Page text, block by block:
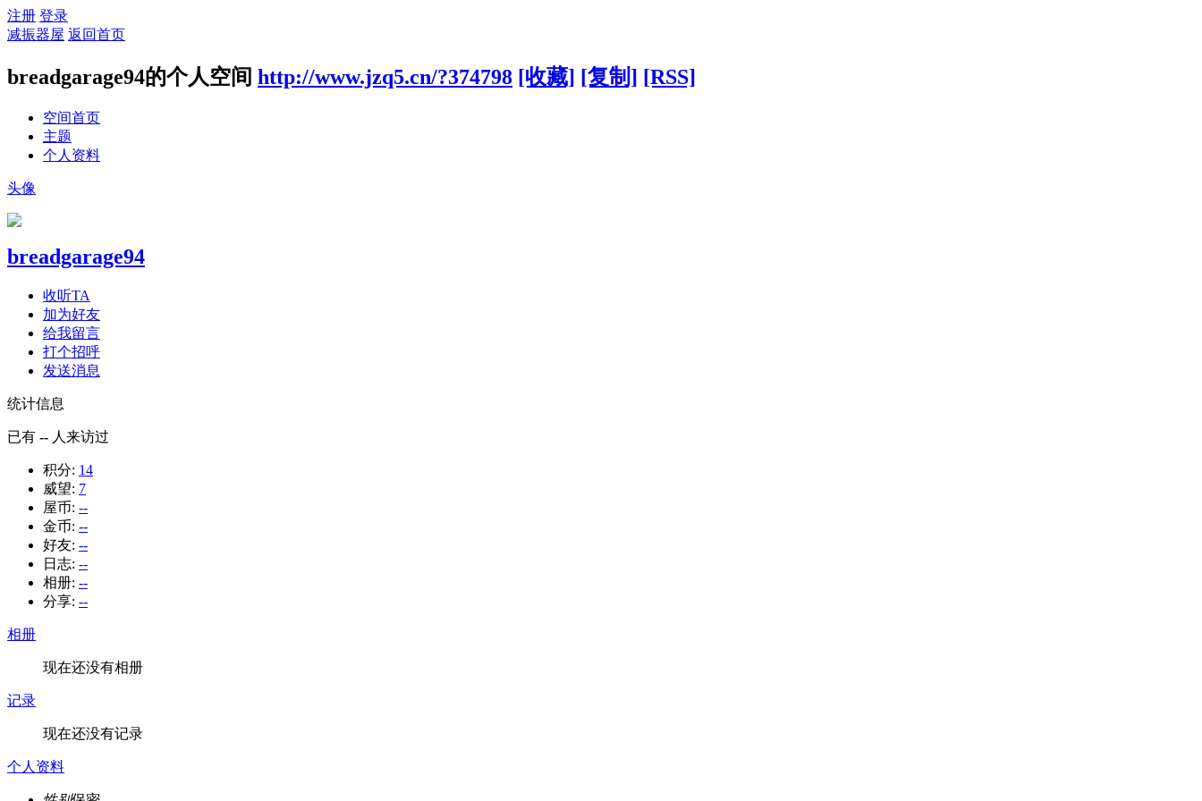
注册 登录
减振器屋 返回首页
breadgarage94的个人空间 http://www.jzq5.cn/?374798 [收藏] [复制] [RSS]
空间首页
主题
个人资料
头像
breadgarage94
收听TA
加为好友
给我留言
打个招呼
发送消息
统计信息
已有 -- 人来访过
积分: 14
威望: 7
屋币: --
金币: --
好友: --
日志: --
相册: --
分享: --
相册
现在还没有相册
记录
现在还没有记录
个人资料